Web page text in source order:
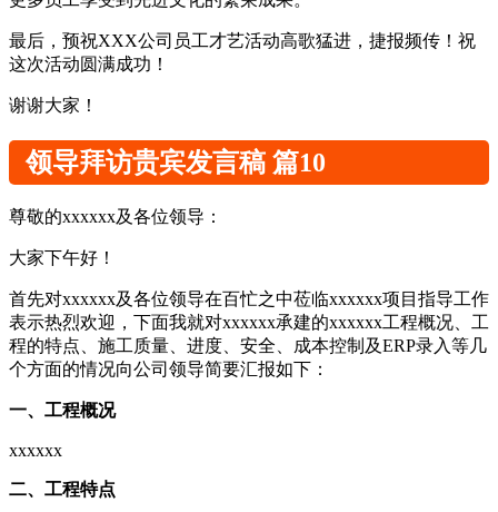
最后，预祝XXX公司员工才艺活动高歌猛进，捷报频传！祝
这次活动圆满成功！
谢谢大家！
领导拜访贵宾发言稿 篇10
尊敬的xxxxxx及各位领导：
大家下午好！
首先对xxxxxx及各位领导在百忙之中莅临xxxxxx项目指导工作
表示热烈欢迎，下面我就对xxxxxx承建的xxxxxx工程概况、工
程的特点、施工质量、进度、安全、成本控制及ERP录入等几
个方面的情况向公司领导简要汇报如下：
一、工程概况
xxxxxx
二、工程特点